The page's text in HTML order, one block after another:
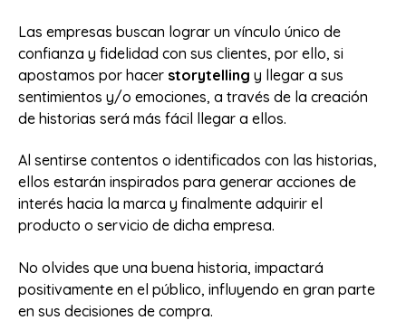
Las empresas buscan lograr un vínculo único de
confianza y fidelidad con sus clientes, por ello, si
apostamos por hacer storytelling y llegar a sus
sentimientos y/o emociones, a través de la creación
de historias será más fácil llegar a ellos.
Al sentirse contentos o identificados con las historias,
ellos estarán inspirados para generar acciones de
interés hacia la marca y finalmente adquirir el
producto o servicio de dicha empresa.
No olvides que una buena historia, impactará
positivamente en el público, influyendo en gran parte
en sus decisiones de compra.